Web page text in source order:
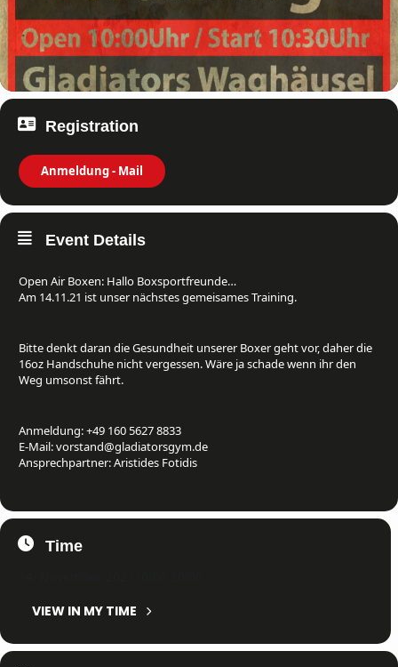
Registration
Anmeldung - Mail
Event Details
Open Air Boxen: Hallo Boxsportfreunde…
Am 14.11.21 ist unser nächstes gemeisames Training.
Bitte denkt daran die Gesundheit unserer Boxer geht vor, daher die
16oz Handschuhe nicht vergessen. Wäre ja schade wenn ihr den
Weg umsonst fährt.
Anmeldung: +49 160 5627 8833
E-Mail: vorstand@gladiatorsgym.de
Ansprechpartner: Aristides Fotidis
Time
VIEW IN MY TIME